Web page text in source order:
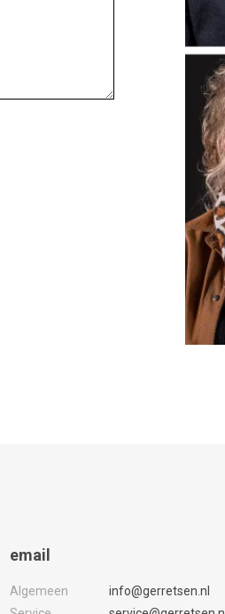
email
Algemeen
info@gerretsen.nl